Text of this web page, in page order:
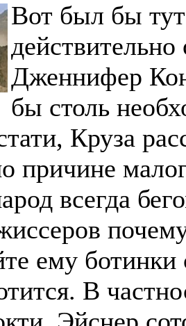
Вот был бы
действительно
Дженнифер
бы столь
Круза
причине
всегда
ему
В